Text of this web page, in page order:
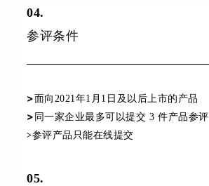
04.
参评条件
> 面向2021年1月1日及以后上市的产品
> 同一家企业最多可以提交 3 件产品参评
>参评产品只能在线提交
05.